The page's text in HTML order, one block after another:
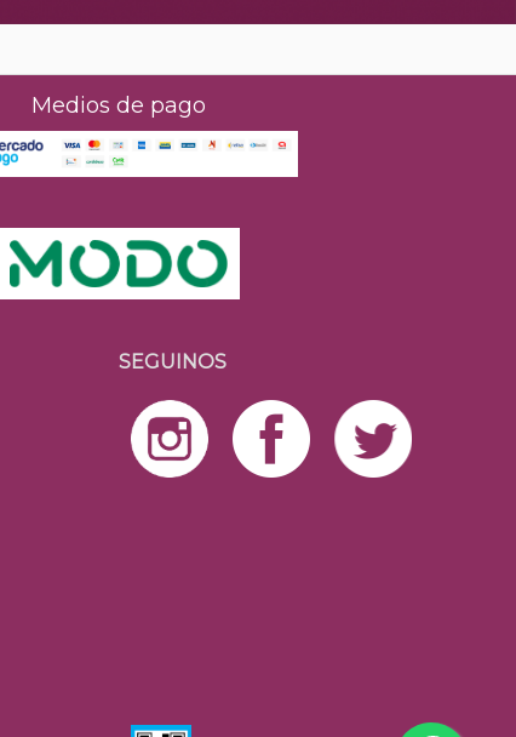
Medios de pago
SEGUINOS